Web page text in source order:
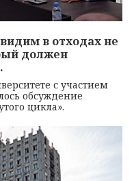
в отходах не
должен
с участием
обсуждение
цикла».